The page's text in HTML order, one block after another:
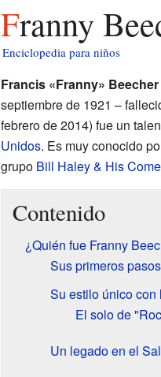
Franny
Enciclopedia para niños
Francis «Franny» Beecher
septiembre de 1921 –
febrero de 2014) fue un
Unidos. Es muy conocido
grupo Bill Haley & His
Contenido
¿Quién fue Franny
Sus primeros
Su estilo único con
El solo de
Un legado en el